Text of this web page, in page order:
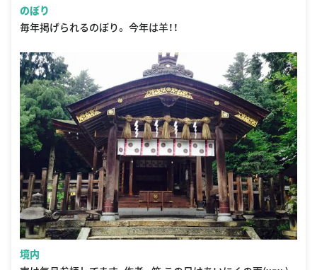
のぼり
毎年掲げられるのぼり。 今年は羊！！
境内